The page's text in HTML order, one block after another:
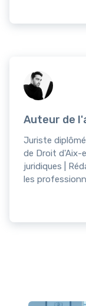
Auteur de
Juriste
de Droit d'Aix-
juridiques |
les